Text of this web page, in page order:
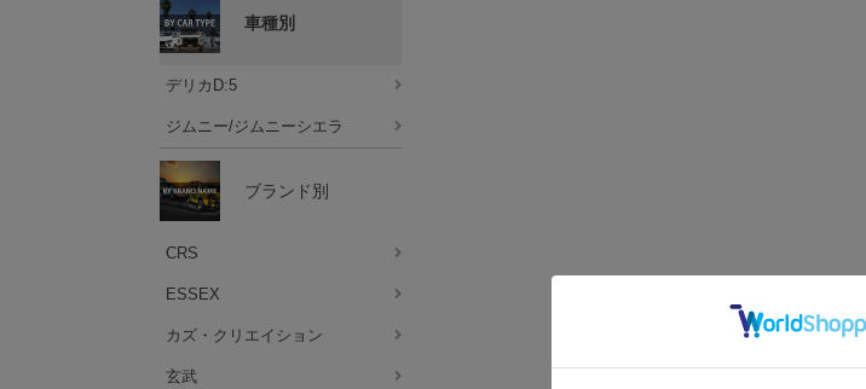
車種別
デリカD:5
ジムニー/ジムニーシエラ
ブランド別
CRS
ESSEX
カズ・クリエイション
玄武